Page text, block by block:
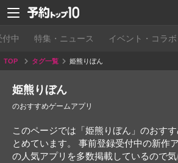
中 特集・ニュース イベント・コラボ
TOP タグ一覧 姫熊りぼん
姫熊りぼん
のおすすめゲームアプリ
このページでは「姫熊りぼん」のおす
とめています。 事前登録受付中の新作
の人気アプリを多数掲載しているので